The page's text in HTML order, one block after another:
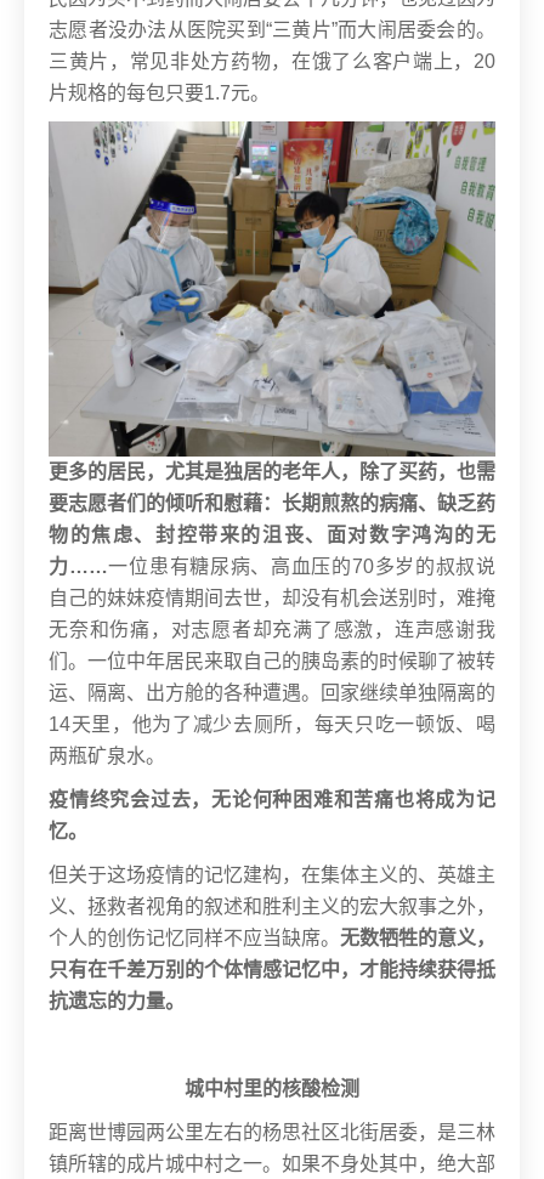
志愿者没办法从医院买到“三黄片”而大闹居委会的。
三黄片，常见非处方药物，在饿了么客户端上，20
片规格的每包只要1.7元。
更多的居民，尤其是独居的老年人，除了买药，也需
要志愿者们的倾听和慰藉：长期煎熬的病痛、缺乏药
物的焦虑、封控带来的沮丧、面对数字鸿沟的无
力……一位患有糖尿病、高血压的70多岁的叔叔说
自己的妹妹疫情期间去世，却没有机会送别时，难掩
无奈和伤痛，对志愿者却充满了感激，连声感谢我
们。 一位中年居民来取自己的胰岛素的时候聊了被转
运、隔离、出方舱的各种遭遇。回家继续单独隔离的
14天里，他为了减少去厕所，每天只吃一顿饭、喝
两瓶矿泉水。
疫情终究会过去，无论何种困难和苦痛也将成为记
忆。
但关于这场疫情的记忆建构，在集体主义的、英雄主
义、拯救者视角的叙述和胜利主义的宏大叙事之外，
个人的创伤记忆同样不应当缺席。 无数牺牲的意义，
只有在千差万别的个体情感记忆中，才能持续获得抵
抗遗忘的力量。
城中村里的核酸检测
距离世博园两公里左右的杨思社区北街居委，是三林
镇所辖的成片城中村之一。如果不身处其中，绝大部